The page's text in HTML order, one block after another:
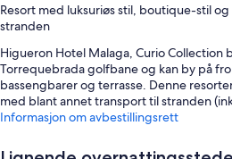
Resort med luksuriøs stil, boutique-stil
stranden
Higueron Hotel Malaga, Curio
Torrequebrada golfbane og kan by på
bassengbarer og terrasse. Denne
med blant annet transport til stranden
kan se frem til kroppsskrubb, massasje
internasjonale retter. Du kan bli med på
Informasjon om avbestillingsrett